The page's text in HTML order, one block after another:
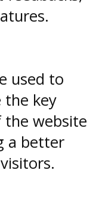
used to
the key
the website
a better